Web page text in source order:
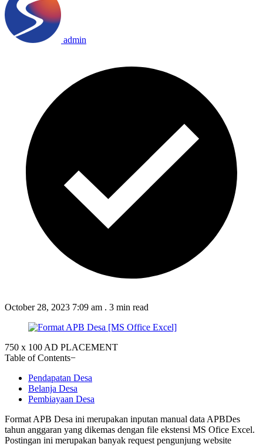
admin
October 28, 2023 7:09 am . 3 min read
750 x 100 AD PLACEMENT
Table of Contents−
Pendapatan Desa
Belanja Desa
Pembiayaan Desa
Format APB Desa ini merupakan inputan manual data APBDes
tahun anggaran yang dikemas dengan file ekstensi MS Ofice Excel.
Postingan ini merupakan banyak request pengunjung website